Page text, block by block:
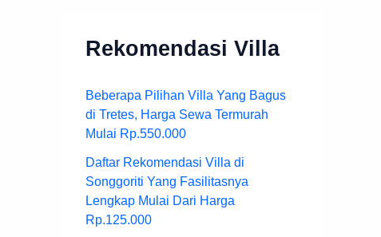
Rekomendasi Villa
Beberapa Pilihan Villa Yang Bagus
di Tretes, Harga Sewa Termurah
Mulai Rp.550.000
Daftar Rekomendasi Villa di
Songgoriti Yang Fasilitasnya
Lengkap Mulai Dari Harga
Rp.125.000